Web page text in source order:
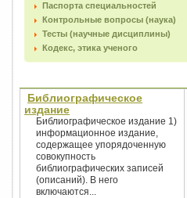
Паспорта специальностей
Контрольные вопросы (наука)
Тесты (научные дисциплины)
Кодекс, этика ученого
Библиографическое
издание
Библиографическое издание 1)
информационное издание,
содержащее упорядоченную
совокупность
библиографических записей
(описаний). В него
включаются...